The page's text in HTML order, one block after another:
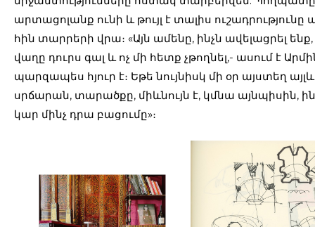
արտացոլանք ունի և թույլ է տալիս ուշադրությունը
հին տարրերի վրա։ «Այն ամենը, ինչն ավելացրել
վաղը դուրս գալ և ոչ մի հետք չթողնել,- ասում է
պարզապես հյուր է։ Եթե նույնիսկ մի օր այստեղ
սրճարան, տարածքը, միևնույն է, կմնա այնպիսին,
կար մինչ դրա բացումը»։